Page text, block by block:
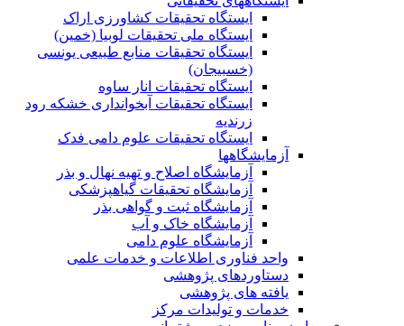
ایستگاه تحقیقات کشاورزی اراک
ایستگاه ملی تحقیقات لوبیا (خمین)
ایستگاه تحقیقات منابع طبیعی یونسی
(خسبیجان)
ایستگاه تحقیقات انار ساوه
ایستگاه تحقیقات آبخوانداری خشکه رود
زرندیه
ایستگاه تحقیقات علوم دامی فدک
آزمایشگاهها
آزمایشگاه اصلاح و تهیه نهال و بذر
آزمایشگاه تحقیقات گیاهپزشکی
آزمایشگاه ثبت و گواهی بذر
آزمایشگاه خاک و آب
آزمایشگاه علوم دامی
واحد فناوری اطلاعات و خدمات علمی
دستاوردهای پژوهشی
یافته های پژوهشی
خدمات و تولیدات مرکز